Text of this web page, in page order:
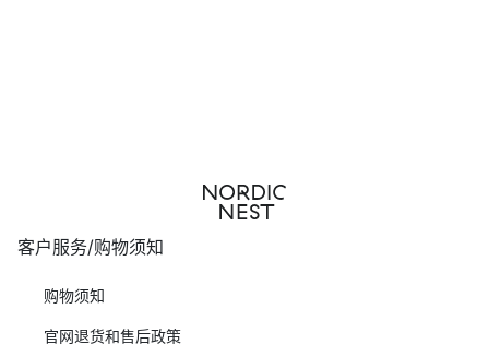
客户服务/购物须知
购物须知
官网退货和售后政策